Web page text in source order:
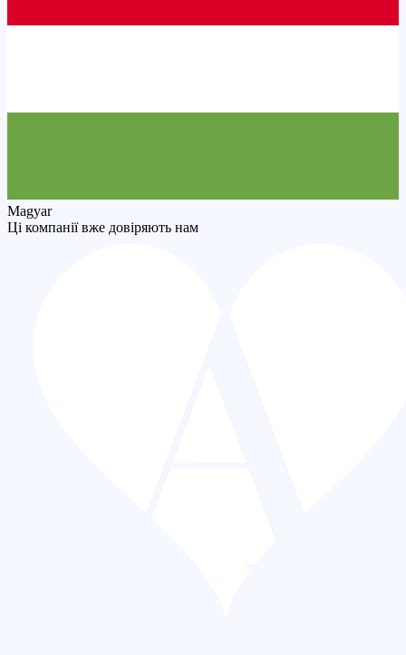
Magyar
Ці компанії вже довіряють нам